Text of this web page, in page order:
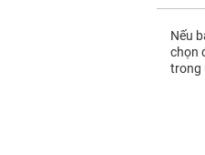
Nếu
chọn
trong